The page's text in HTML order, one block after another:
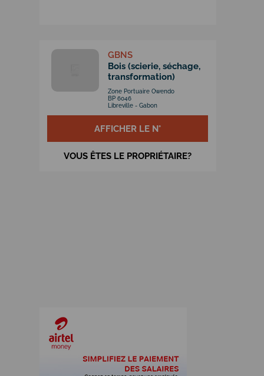
GBNS
Bois (scierie, séchage,
transformation)
Zone Portuaire Owendo
BP 6046
Libreville - Gabon
AFFICHER LE N°
VOUS ÊTES LE PROPRIÉTAIRE?